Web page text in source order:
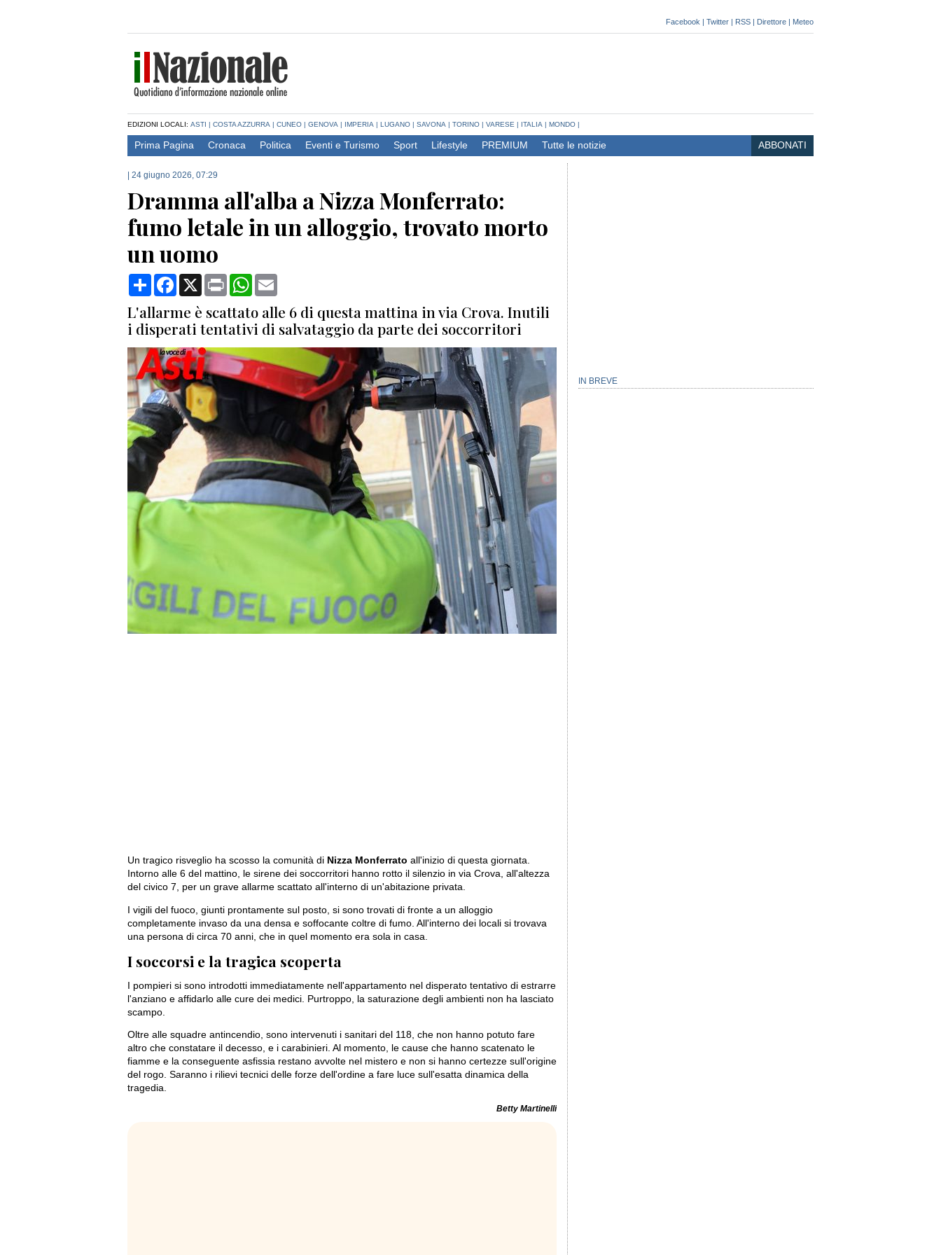
Facebook | Twitter | RSS | Direttore | Meteo
EDIZIONI LOCALI: ASTI | COSTA AZZURRA | CUNEO | GENOVA | IMPERIA | LUGANO | SAVONA | TORINO | VARESE | ITALIA | MONDO |
Prima Pagina Cronaca Politica Eventi e Turismo Sport Lifestyle PREMIUM Tutte le notizie ABBONATI
24 giugno 2026, 07:29
Dramma all'alba a Nizza Monferrato:
fumo letale in un alloggio, trovato morto
un uomo
CondividiFacebook
X Print WhatsApp
L'allarme è scattato alle 6 di questa mattina in via Crova. Inutili
i disperati tentativi di salvataggio da parte dei soccorritori
Un tragico risveglio ha scosso la comunità di Nizza Monferrato all'inizio di questa giornata.
Intorno alle 6 del mattino, le sirene dei soccorritori hanno rotto il silenzio in via Crova, all'altezza
del civico 7, per un grave allarme scattato all'interno di un'abitazione privata.
I vigili del fuoco, giunti prontamente sul posto, si sono trovati di fronte a un alloggio
completamente invaso da una densa e soffocante coltre di fumo. All'interno dei locali si trovava
una persona di circa 70 anni, che in quel momento era sola in casa.
I soccorsi e la tragica scoperta
I pompieri si sono introdotti immediatamente nell'appartamento nel disperato tentativo di estrarre
l'anziano e affidarlo alle cure dei medici. Purtroppo, la saturazione degli ambienti non ha lasciato
scampo.
Oltre alle squadre antincendio, sono intervenuti i sanitari del 118, che non hanno potuto fare
altro che constatare il decesso, e i carabinieri. Al momento, le cause che hanno scatenato le
fiamme e la conseguente asfissia restano avvolte nel mistero e non si hanno certezze sull'origine
del rogo. Saranno i rilievi tecnici delle forze dell'ordine a fare luce sull'esatta dinamica della
tragedia.
Betty Martinelli
IN BREVE